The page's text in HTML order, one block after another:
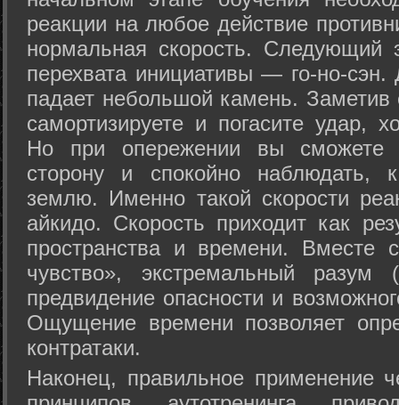
реакции на любое действие
нормальная скорость.
перехвата инициативы — го-но-
падает небольшой камень.
самортизируете и погасите удар,
Но при опережении вы сможете
сторону и спокойно наблюдать,
землю. Именно такой скорости
айкидо. Скорость приходит как
пространства и времени. Вместе
чувство», экстремальный разум
предвидение опасности и
Ощущение времени позволяет
контратаки.
Наконец, правильное применение